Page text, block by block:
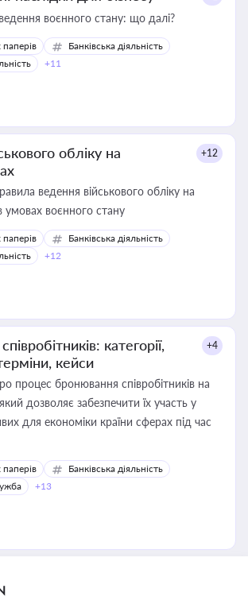
воєнного стану: що далі?
Банківська діяльність
+11
обліку на
+12
ведення військового обліку на
умовах воєнного стану
Банківська діяльність
+12
категорії,
кейси
+4
процес бронювання співробітників на
дозволяє забезпечити їх участь у
для економіки країни сферах під час
Банківська діяльність
+13